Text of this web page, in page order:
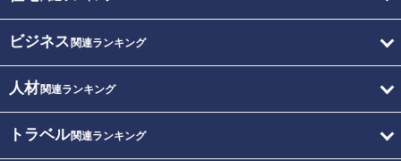
ビジネス 関連ランキング
人材関連ランキング
トラベル関連ランキング